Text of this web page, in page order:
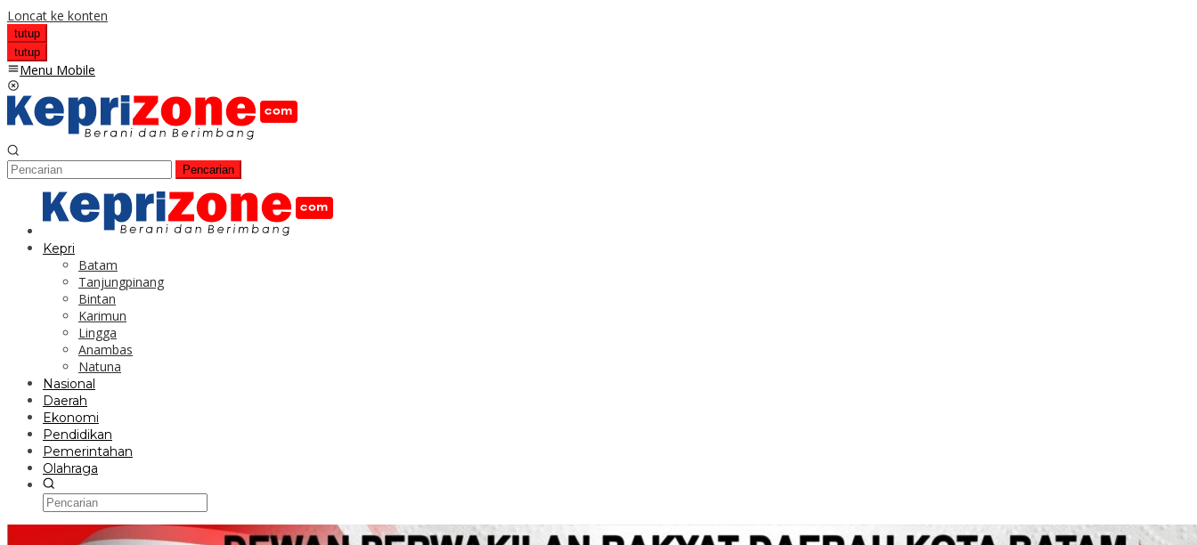
Loncat ke konten
tutup
tutup
Menu Mobile
Pencarian
Kepri
Batam
Tanjungpinang
Bintan
Karimun
Lingga
Anambas
Natuna
Nasional
Daerah
Ekonomi
Pendidikan
Pemerintahan
Olahraga